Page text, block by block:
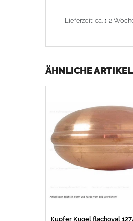
Lieferzeit: ca. 1-2
ÄHNLICHE ARTIKEL
Kupfer Kugel flachoval